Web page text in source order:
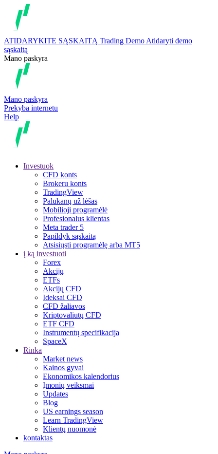
ATIDARYKITE SĄSKAITĄ Trading Demo Atidaryti demo
sąskaitą
Mano paskyra
Mano paskyra
Prekyba internetu
Help
Investuok
CFD konts
Brokeru konts
TradingView
Palūkanų už lėšas
Mobilioji programėlė
Profesionalus klientas
Meta trader 5
Papildyk sąskaitą
Atsisiųsti programėlę arba MT5
į ką investuoti
Forex
Akcijų
ETFs
Akcijų CFD
Ideksai CFD
CFD žaliavos
Kriptovaliutų CFD
ETF CFD
Instrumentų specifikacija
SpaceX
Rinka
Market news
Kainos gyvai
Ekonomikos kalendorius
Įmonių veiksmai
Updates
Blog
US earnings season
Learn TradingView
Klientų nuomonė
kontaktas